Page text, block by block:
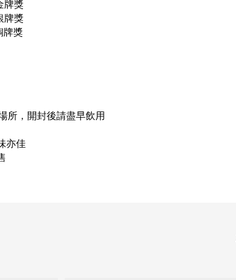
牌獎
牌獎
牌獎
所，開封後請盡早飲用
亦佳